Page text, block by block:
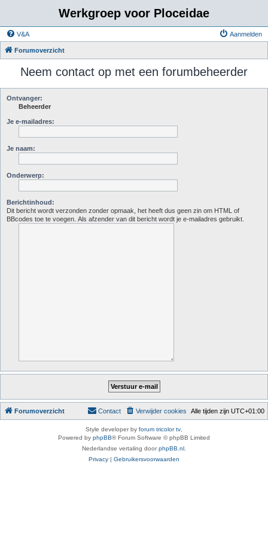
Werkgroep voor Ploceidae
V&A Aanmelden
Forumoverzicht
Neem contact op met een forumbeheerder
Ontvanger:
Beheerder
Je e-mailadres:
Je naam:
Onderwerp:
Berichtinhoud:
Dit bericht wordt verzonden zonder opmaak, het heeft dus geen zin om HTML of
BBcodes toe te voegen. Als afzender van dit bericht wordt je e-mailadres gebruikt.
Forumoverzicht Alle tijden zijn UTC+01:00
Verwijder cookies
Contact
Style developer by forum tricolor tv
Powered by phpBB® Forum Software © phpBB Limited
Nederlandse vertaling doorphpBB.nl
Privacy | Gebruikersvoorwaarden